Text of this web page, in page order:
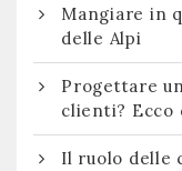
Mangiare in
delle Alpi
Progettare
clienti? Ecco
Il ruolo delle